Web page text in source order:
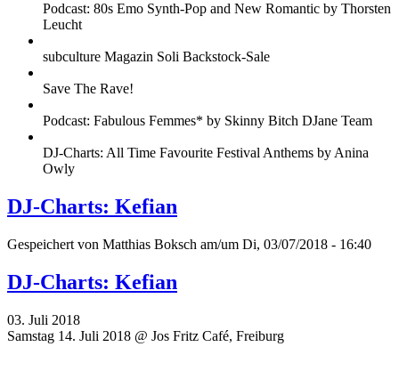
Podcast: 80s Emo Synth-Pop and New Romantic by Thorsten
Leucht
subculture Magazin Soli Backstock-Sale
Save The Rave!
Podcast: Fabulous Femmes* by Skinny Bitch DJane Team
DJ-Charts: All Time Favourite Festival Anthems by Anina
Owly
DJ-Charts: Kefian
Gespeichert von Matthias Boksch am/um Di, 03/07/2018 - 16:40
DJ-Charts: Kefian
03. Juli 2018
Samstag 14. Juli 2018 @ Jos Fritz Café, Freiburg